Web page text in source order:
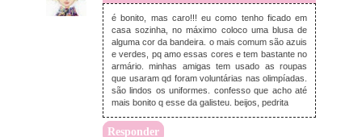
é bonito, mas caro!!! eu como tenho ficado em
casa sozinha, no máximo coloco uma blusa de
alguma cor da bandeira. o mais comum são azuis
e verdes, pq amo essas cores e tem bastante no
armário. minhas amigas tem usado as roupas
que usaram qd foram voluntárias nas olimpíadas.
são lindos os uniformes. confesso que acho até
mais bonito q esse da galisteu. beijos, pedrita
Responder